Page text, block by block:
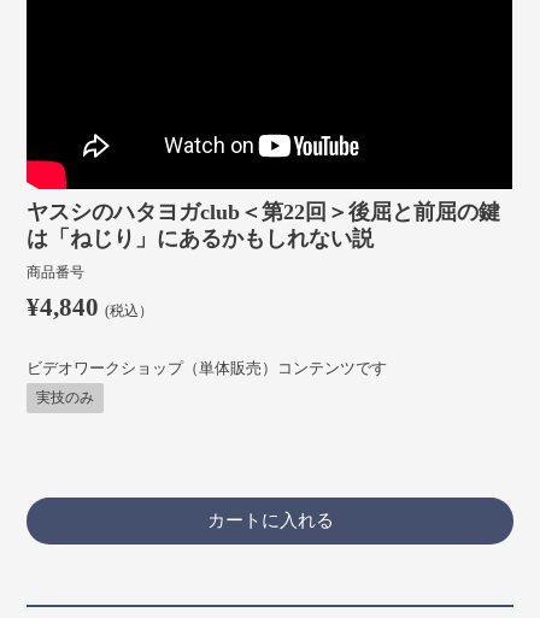
ヤスシのハタヨガclub＜第22回＞後屈と前屈の鍵
は「ねじり」にあるかもしれない説
商品番号
¥4,840 (税込）
ビデオワークショップ（単体販売）コンテンツです
実技のみ
カートに入れる